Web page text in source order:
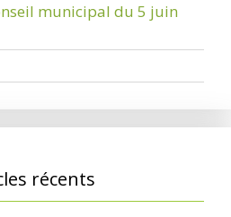
municipal du 5 juin
récents